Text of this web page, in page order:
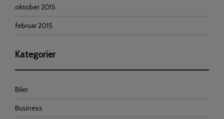
oktober 2015
februar 2015
Kategorier
Biler
Business